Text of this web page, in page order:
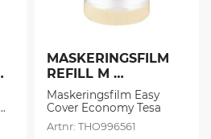
MASKERINGSFILM
REFILL M
33MX55CM (1 st/frp)
Maskeringsfilm Easy
Cover Economy Tesa
THO996561